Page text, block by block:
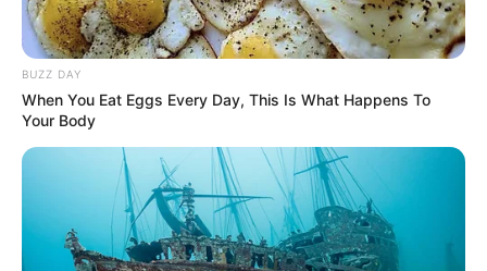
Ambyar! 10 Kalimat Baper
Pakai Bahasa Jawa Ini Bikin
Galau Abis
BUZZ DAY
When You Eat Eggs Every Day, This Is What Happens To
Your Body